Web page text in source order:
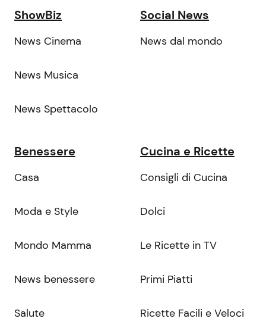
ShowBiz
News Cinema
News Musica
News Spettacolo
Social News
News dal mondo
Benessere
Casa
Moda e Style
Mondo Mamma
News benessere
Salute
Cucina e Ricette
Consigli di Cucina
Dolci
Le Ricette in TV
Primi Piatti
Ricette Facili e Veloci